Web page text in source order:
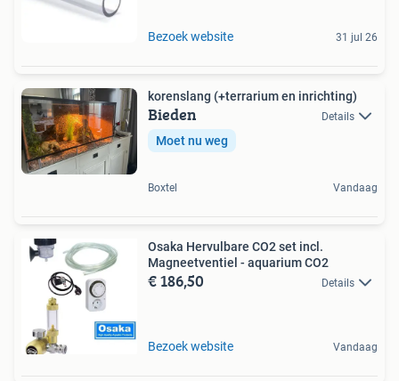
Bezoek website 31 jul 26
korenslang (+terrarium en inrichting)
Bieden Details
Moet nu weg
Boxtel Vandaag
Osaka Hervulbare CO2 set incl.
Magneetventiel - aquarium CO2
€ 186,50 Details
Bezoek website Vandaag